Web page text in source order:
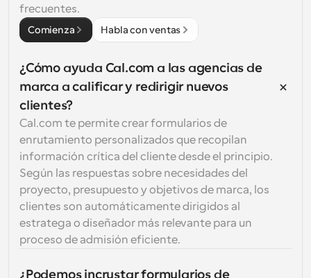
frecuentes.
Comienza Habla con ventas
¿Cómo ayuda Cal.com a las agencias de
marca a calificar y redirigir nuevos
clientes?
Cal.com te permite crear formularios de
enrutamiento personalizados que recopilan
información crítica del cliente desde el principio.
Según las respuestas sobre necesidades del
proyecto, presupuesto y objetivos de marca, los
clientes son automáticamente dirigidos al
estratega o diseñador más relevante para un
proceso de admisión eficiente.
¿Podemos incrustar formularios de